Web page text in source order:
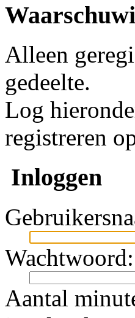
Alleen
gedeelte.
Log
registreren
Inloggen
Wachtwoord:
Aantal